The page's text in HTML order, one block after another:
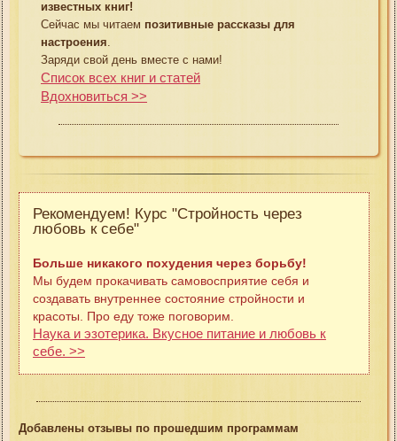
известных книг!
Сейчас мы читаем позитивные рассказы для
настроения
Заряди свой день вместе с нами!
Список всех книг и статей
Вдохновиться >>
Рекомендуем! Курс "Стройность через
любовь к себе"
Больше никакого похудения через борьбу!
Мы будем прокачивать самовосприятие себя и
создавать внутреннее состояние стройности и
красоты. Про еду тоже поговорим.
Наука и эзотерика. Вкусное питание и любовь к
себе. >>
Добавлены отзывы по прошедшим программам